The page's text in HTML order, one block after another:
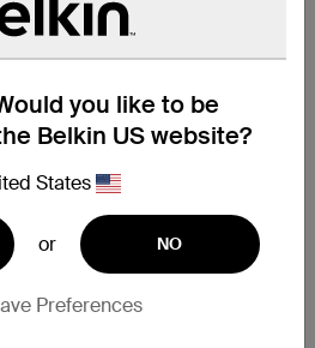
you like to be
Belkin US website?
States
or NO
Preferences
PCR 材料制成*